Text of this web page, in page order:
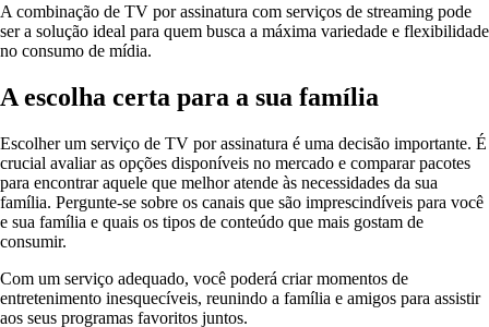
A combinação de TV por assinatura com serviços de streaming pode
ser a solução ideal para quem busca a máxima variedade e flexibilidade
no consumo de mídia.
A escolha certa para a sua família
Escolher um serviço de TV por assinatura é uma decisão importante. É
crucial avaliar as opções disponíveis no mercado e comparar pacotes
para encontrar aquele que melhor atende às necessidades da sua
família. Pergunte-se sobre os canais que são imprescindíveis para você
e sua família e quais os tipos de conteúdo que mais gostam de
consumir.
Com um serviço adequado, você poderá criar momentos de
entretenimento inesquecíveis, reunindo a família e amigos para assistir
aos seus programas favoritos juntos.